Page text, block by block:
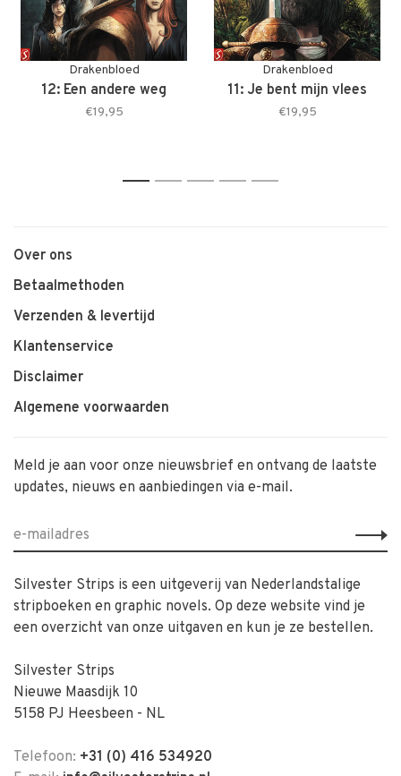
Drakenbloed
12: Een andere weg
€19,95
Drakenbloed
11: Je bent mijn vlees
€19,95
1 2 3 4 5
Over ons
Betaalmethoden
Verzenden & levertijd
Klantenservice
Disclaimer
Algemene voorwaarden
Meld je aan voor onze nieuwsbrief en ontvang de laatste
updates, nieuws en aanbiedingen via e-mail.
Silvester Strips is een uitgeverij van Nederlandstalige
stripboeken en graphic novels. Op deze website vind je
een overzicht van onze uitgaven en kun je ze bestellen.
Silvester Strips
Nieuwe Maasdijk 10
5158 PJ Heesbeen - NL
Telefoon: +31 (0) 416 534920